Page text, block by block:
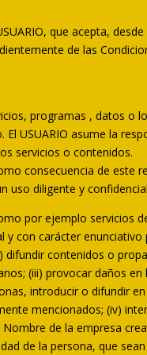
que acepta,
de las
programas , datos o
USUARIO asume la
servicios o contenidos.
consecuencia de este
uso diligente y
por ejemplo servicios
con carácter
difundir contenidos o
(iii) provocar daños en
introducir o difundir
mencionados; (iv)
de la empresa
de la persona, que